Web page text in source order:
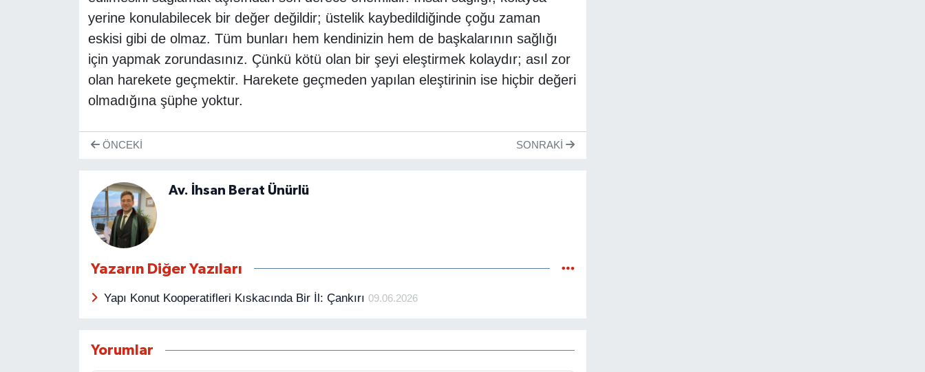
yerine konulabilecek bir değer değildir; üstelik kaybedildiğinde çoğu zaman
eskisi gibi de olmaz. Tüm bunları hem kendinizin hem de başkalarının sağlığı
için yapmak zorundasınız. Çünkü kötü olan bir şeyi eleştirmek kolaydır; asıl zor
olan harekete geçmektir. Harekete geçmeden yapılan eleştirinin ise hiçbir değeri
olmadığına şüphe yoktur.
ÖNCEKI SONRAKI
Av. İhsan Berat Ünürlü
Yazarın Diğer Yazıları
Yapı Konut Kooperatifleri Kıskacında Bir İl: Çankırı09.06.2026
Yorumlar